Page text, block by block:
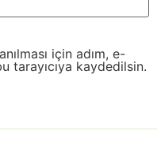
için adım, e-
tarayıcıya kaydedilsin.